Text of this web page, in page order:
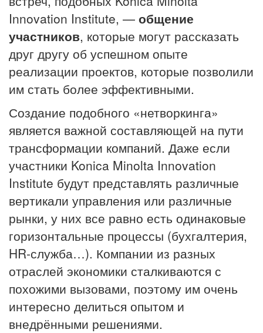
Innovation Institute, — общение
участников, которые могут рассказать
друг другу об успешном опыте
реализации проектов, которые позволили
им стать более эффективными.
Создание подобного «нетворкинга»
является важной составляющей на пути
трансформации компаний. Даже если
участники Konica Minolta Innovation
Institute будут представлять различные
вертикали управления или различные
рынки, у них все равно есть одинаковые
горизонтальные процессы (бухгалтерия,
HR-служба…). Компании из разных
отраслей экономики сталкиваются с
похожими вызовами, поэтому им очень
интересно делиться опытом и
внедрёнными решениями.